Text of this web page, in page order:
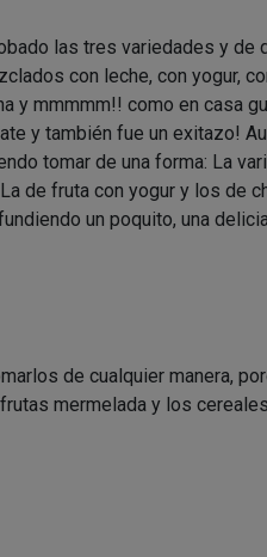
las tres variedades y
con leche, con yogur,
y mmmmm!! como en casa
y también fue un exitazo!
tomar de una forma: La
de fruta con yogur y los de
un poquito, una
de cualquier manera,
mermelada y los